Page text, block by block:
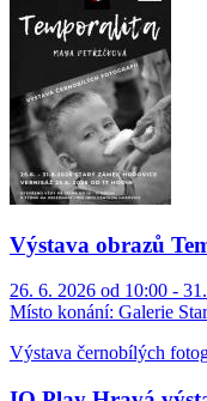
Výstava obrazů
26. 6. 2026 od 10:00 -
Místo konání: Galerie
Výstava černobílých